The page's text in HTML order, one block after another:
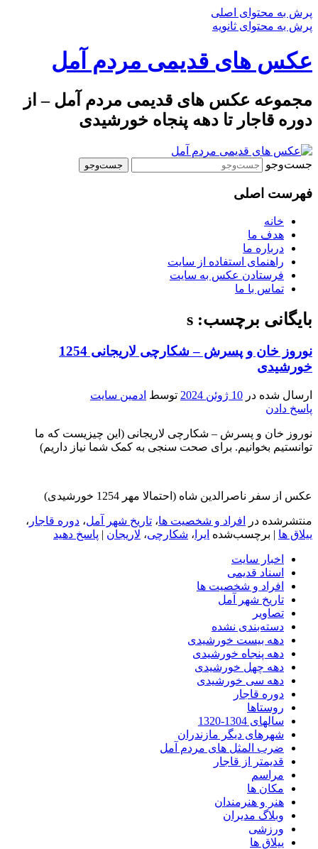
پرش به محتوای اصلی
پرش به محتوای ثانویه
عکس های قدیمی مردم آمل
مجموعه عکس های قدیمی مردم آمل – از
دوره قاجار تا دهه پنجاه خورشیدی
جست‌وجو
فهرست اصلی
خانه
هدف ما
درباره ما
راهنمای استفاده از سایت
فرستادن عکس به سایت
تماس با ما
بایگانی برچسب: s
نوروز خان و پسرش – شکارچی لاریجانی 1254
خورشیدی
ارسال شده در 10 ژوئن 2024 توسط ادمین سایت
پاسخ دادن
نوروز خان و پسرش – شکارچی لاریجانی (این چیزیست که ما
توانستیم بخوانیم. برای صحت سنجی به کمک شما نیاز داریم)
عکس از سفر ناصرالدین شاه (احتمالا مهر 1254 خورشیدی)
منتشرشده در افراد و شخصیت ها، تاریخ شهر آمل، دوره قاجار ،
ییلاق ها | برچسب‌شده ایرا ، شکارچی، لاریجان | پاسخ دهید
اخبار سایت
اسناد قدیمی
افراد و شخصیت ها
تاریخ شهر آمل
تصاویر
دسته‌بندی نشده
دهه بیست خورشیدی
دهه پنجاه خورشیدی
دهه چهل خورشیدی
دهه سی خورشیدی
دوره قاجار
روستاها
سالهای 1304-1320
شهرهای دیگر مازندران
ضرب المثل های مردم آمل
قدیمتر از قاجار
مراسم
مکان ها
هنر و هنرمندان
وبلاگ مدیران
ورزشی
ییلاق ها